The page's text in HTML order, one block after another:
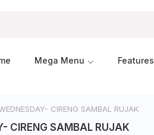
Mega Menu Features
CIRENG SAMBAL RUJAK
CIRENG SAMBAL RUJAK